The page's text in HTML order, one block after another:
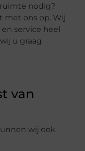
nodig?
met ons op. Wij
service heel
u graag
van
wij ook